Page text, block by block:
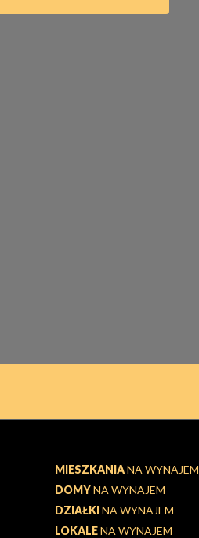
MIESZKANIANA WYNAJEM
DOMYNA WYNAJEM
DZIAŁKINA WYNAJEM
LOKALENA WYNAJEM